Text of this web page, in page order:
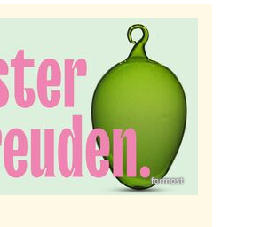
- Hauptsache die
formost